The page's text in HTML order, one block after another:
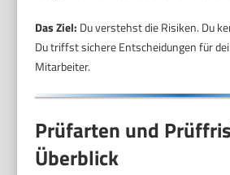
Das Ziel: Du verstehst die Risiken. Du
Du triffst sichere Entscheidungen für
Mitarbeiter.
Prüfarten und
Überblick